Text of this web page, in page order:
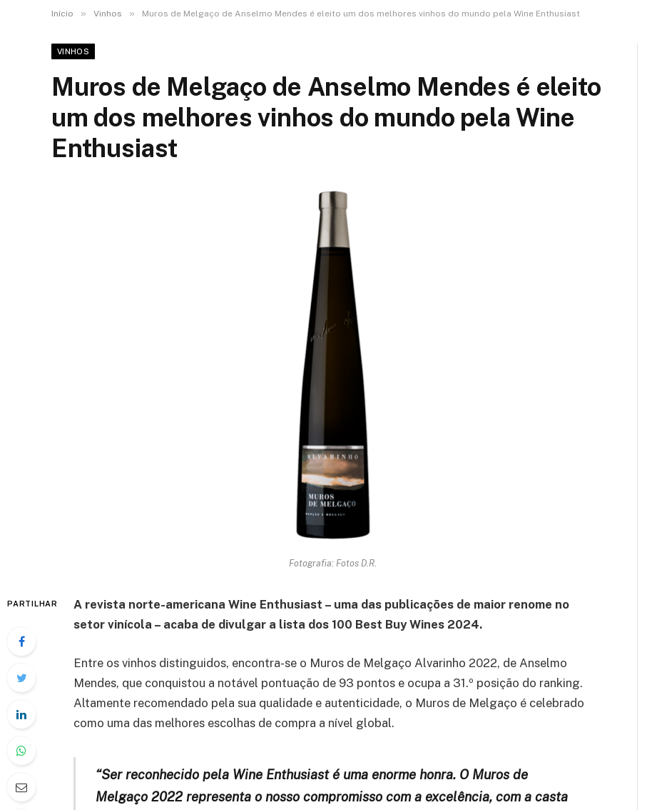
Início » Vinhos » Muros de Melgaço de Anselmo Mendes é eleito um dos melhores vinhos do mundo pela Wine Enthusiast
VINHOS
Muros de Melgaço de Anselmo Mendes é eleito
um dos melhores vinhos do mundo pela Wine
Enthusiast
Fotografia: Fotos D.R.
PARTILHAR
A revista norte-americana Wine Enthusiast – uma das publicações de maior renome no
setor vinícola – acaba de divulgar a lista dos 100 Best Buy Wines 2024.
Entre os vinhos distinguidos, encontra-se o Muros de Melgaço Alvarinho 2022, de Anselmo
Mendes, que conquistou a notável pontuação de 93 pontos e ocupa a 31.º posição do ranking.
Altamente recomendado pela sua qualidade e autenticidade, o Muros de Melgaço é celebrado
como uma das melhores escolhas de compra a nível global.
“Ser reconhecido pela Wine Enthusiast é uma enorme honra. O Muros de
Melgaço 2022 representa o nosso compromisso com a excelência, com a casta